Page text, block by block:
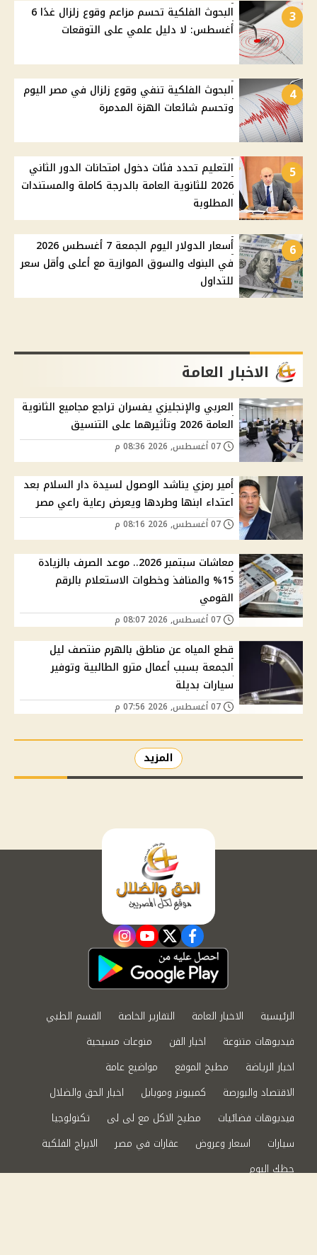
3
البحوث الفلكية تحسم مزاعم وقوع زلزال غدًا 6
أغسطس: لا دليل علمي على التوقعات
4
البحوث الفلكية تنفي وقوع زلزال في مصر اليوم
وتحسم شائعات الهزة المدمرة
5
التعليم تحدد فئات دخول امتحانات الدور الثاني
2026 للثانوية العامة بالدرجة كاملة والمستندات
المطلوبة
6
أسعار الدولار اليوم الجمعة 7 أغسطس 2026
في البنوك والسوق الموازية مع أعلى وأقل سعر
للتداول
الاخبار العامة
العربي والإنجليزي يفسران تراجع مجاميع الثانوية
العامة 2026 وتأثيرهما على التنسيق
أمير رمزي يناشد الوصول لسيدة دار السلام بعد
اعتداء ابنها وطردها ويعرض رعاية راعي مصر
معاشات سبتمبر 2026.. موعد الصرف بالزيادة
15% والمنافذ وخطوات الاستعلام بالرقم
القومي
قطع المياه عن مناطق بالهرم منتصف ليل
الجمعة بسبب أعمال مترو الطالبية وتوفير
سيارات بديلة
المزيد
facebook
twitter
youtube
instagram
الرئيسية الاخبار العامة التقارير الخاصة
القسم الطبي
فيديوهات متنوعة
اخبار الفن
منوعات مسيحية
اخبار الرياضة
مطبخ الموقع
مواضيع عامة
الاقتصاد والبورصة
كمبيوتر وموبايل
اخبار الحق والضلال
فيديوهات فضائيات
مطبخ الاكل مع لى لى
تكنولوجيا
سيارات
اسعار وعروض عقارات في مصر
الابراج الفلكية
حظك اليوم